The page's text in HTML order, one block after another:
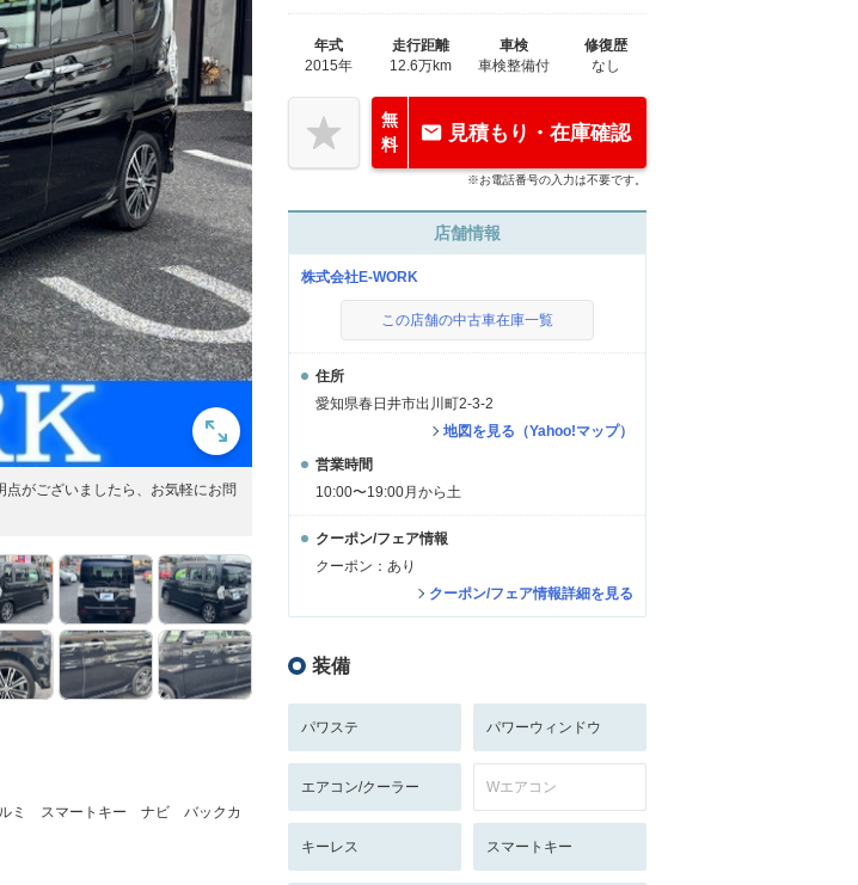
がございましたら、お気軽にお問
ルミ スマートキー ナビ バックカ
年式
2015年
走行距離
12.6万km
車検
車検整備付
修復歴
なし
無
料
見積もり・在庫確認
※お電話番号の入力は不要です。
店舗情報
株式会社E-WORK
この店舗の中古車在庫一覧
住所
愛知県春日井市出川町2-3-2
地図を見る（Yahoo!マップ）
営業時間
10:00〜19:00月から土
クーポン/フェア情報
クーポン：あり
クーポン/フェア情報詳細を見る
装備
パワステ パワーウィンドウ
エアコン/クーラー Wエアコン
キーレス スマートキー